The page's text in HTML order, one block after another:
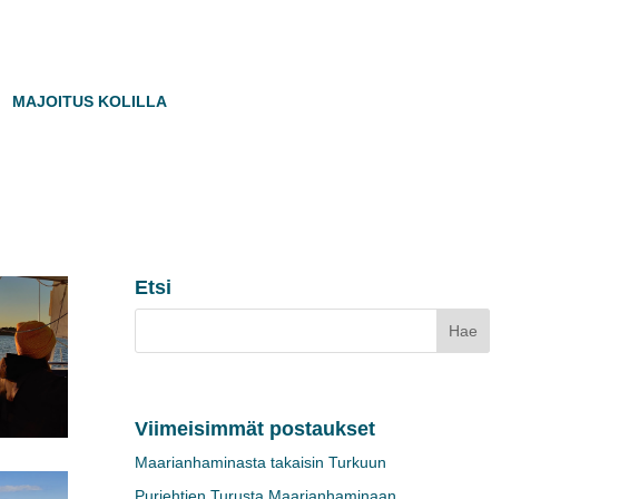
MAJOITUS KOLILLA
Etsi
Viimeisimmät postaukset
Maarianhaminasta takaisin Turkuun